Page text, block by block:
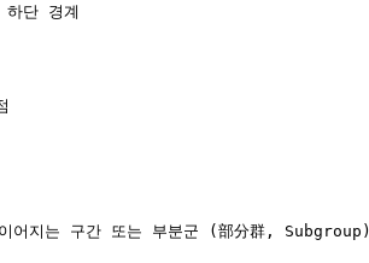
단 경계
어지는 구간 또는 부분군 (部分群, Subgroup)